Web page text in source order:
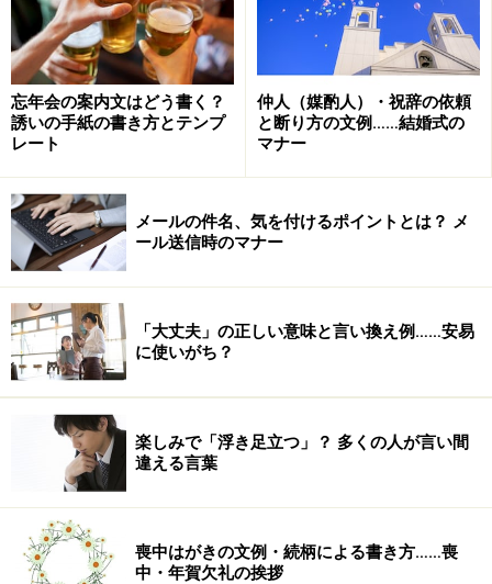
ありがとうございました。
今思い出しますと、入園式の折には、後ろを振り返って
みたりぐずったりと心配で見ていられなかったものでご
ざいました。
それがどうでしょう。今日はきちんと椅子に座り、先生
のお話を真剣に聞く子どもたちの姿を前にしますと、こ
んなにも成長してくれたのだなと感慨深い思いがいたし
ます。
きっとここにいらっしゃるお父様、お母様、皆様同じよ
うに感じていらっしゃるのではないでしょうか。
運動会、遠足、さまざまな行事の折の子どもたちの楽し
そうな笑顔が浮かんでまいります。
子どもたちはもちろんですが、私ども親にとりましても
数々のことを学ばせていただいたかけがえのない時間で
ございました。
今後もそのあたたかい思い出を胸に歩んでまいりたいと
存じます。
本当にありがとうございました。
忘年会の案内文はどう書く？
誘いの手紙の書き方とテンプ
レート
仲人（媒酌人）・祝辞の依頼
と断り方の文例……結婚式の
マナー
メールの件名、気を付けるポイントとは？ メ
ール送信時のマナー
「大丈夫」の正しい意味と言い換え例……安易
に使いがち？
楽しみで「浮き足立つ」？ 多くの人が言い間
違える言葉
喪中はがきの文例・続柄による書き方……喪
中・年賀欠礼の挨拶